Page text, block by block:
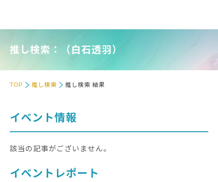
推し検索：（白石透羽）
TOP 推し検索 推し検索 結果
イベント情報
該当の記事がございません。
イベントレポート